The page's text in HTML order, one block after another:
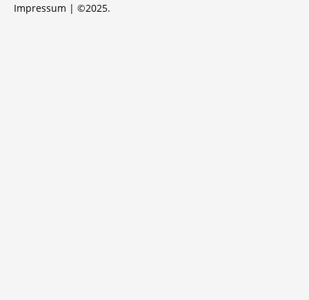
Impressum | ©2025.